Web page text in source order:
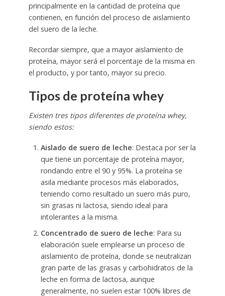
principalmente en la cantidad de proteína que
contienen, en función del proceso de aislamiento
del suero de la leche.
Recordar siempre, que a mayor aislamiento de
proteína, mayor será el porcentaje de la misma en
el producto, y por tanto, mayor su precio.
Tipos de proteína whey
Existen tres tipos diferentes de proteína whey,
siendo estos:
Aislado de suero de leche: Destaca por ser la
que tiene un porcentaje de proteína mayor,
rondando entre el 90 y 95%. La proteína se
asila mediante procesos más elaborados,
teniendo como resultado un suero más puro,
sin grasas ni lactosa, siendo ideal para
intolerantes a la misma.
Concentrado de suero de leche: Para su
elaboración suele emplearse un proceso de
aislamiento de proteína, donde se neutralizan
gran parte de las grasas y carbohidratos de la
leche en forma de lactosa, aunque
generalmente, no suelen estar 100% libres de